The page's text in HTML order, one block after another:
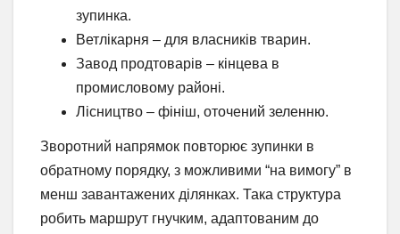
зупинка.
Ветлікарня – для власників тварин.
Завод продтоварів – кінцева в
промисловому районі.
Лісництво – фініш, оточений зеленню.
Зворотний напрямок повторює зупинки в
обратному порядку, з можливими “на вимогу” в
менш завантажених ділянках. Така структура
робить маршрут гнучким, адаптованим до